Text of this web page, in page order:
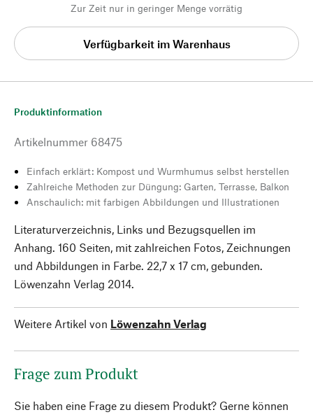
Zur Zeit nur in geringer Menge vorrätig
Verfügbarkeit im Warenhaus
Produktinformation
Artikelnummer 68475
Einfach erklärt: Kompost und Wurmhumus selbst herstellen
Zahlreiche Methoden zur Düngung: Garten, Terrasse, Balkon
Anschaulich: mit farbigen Abbildungen und Illustrationen
Literaturverzeichnis, Links und Bezugsquellen im
Anhang. 160 Seiten, mit zahlreichen Fotos, Zeichnungen
und Abbildungen in Farbe. 22,7 x 17 cm, gebunden.
Löwenzahn Verlag 2014.
Weitere Artikel von Löwenzahn Verlag
Frage zum Produkt
Sie haben eine Frage zu diesem Produkt? Gerne können